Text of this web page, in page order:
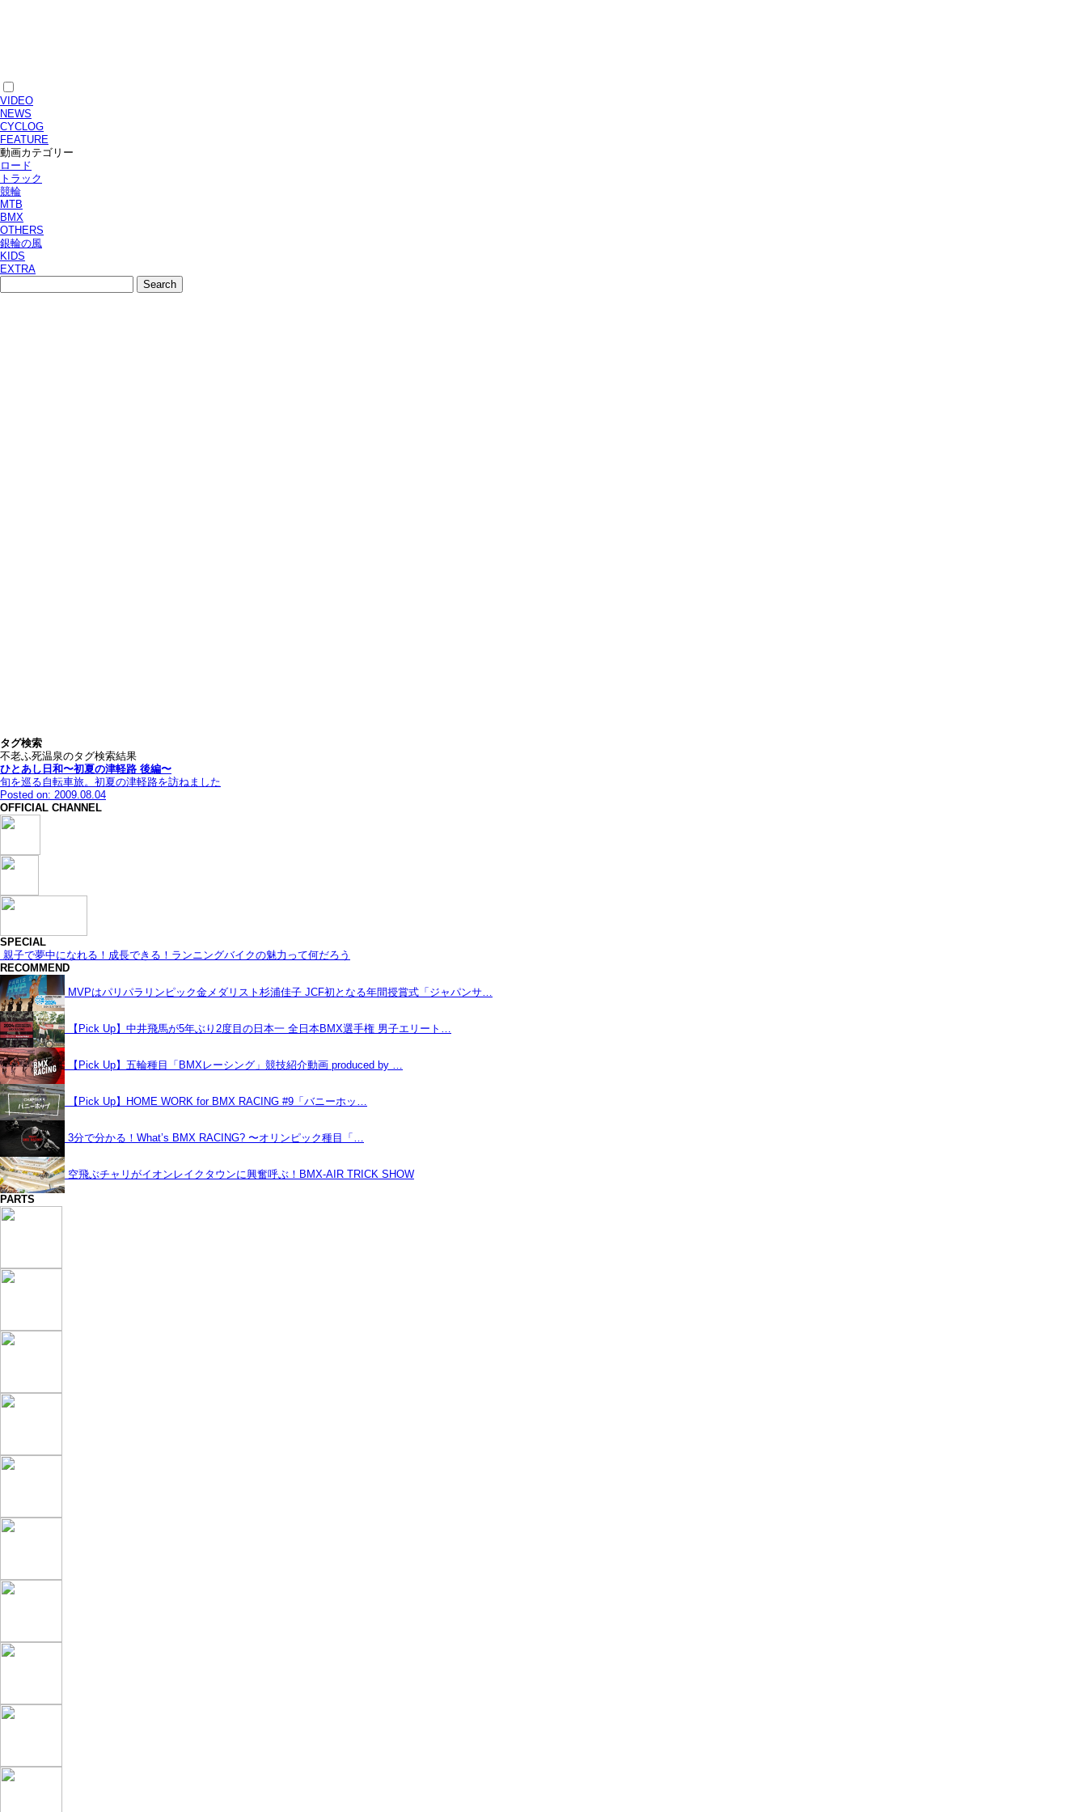
VIDEO
NEWS
CYCLOG
FEATURE
動画カテゴリー
ロード
トラック
競輪
MTB
BMX
OTHERS
銀輪の風
KIDS
EXTRA
タグ検索
不老ふ死温泉のタグ検索結果
ひとあし日和〜初夏の津軽路 後編〜
旬を巡る自転車旅。初夏の津軽路を訪ねました
Posted on: 2009.08.04
OFFICIAL CHANNEL
SPECIAL
親子で夢中になれる！成長できる！ランニングバイクの魅力って何だろう
RECOMMEND
MVPはパリパラリンピック金メダリスト杉浦佳子 JCF初となる年間授賞式「ジャパンサ…
【Pick Up】中井飛馬が5年ぶり2度目の日本一 全日本BMX選手権 男子エリート…
【Pick Up】五輪種目「BMXレーシング」競技紹介動画 produced by …
【Pick Up】HOME WORK for BMX RACING #9「バニーホッ…
3分で分かる！What’s BMX RACING? 〜オリンピック種目「…
空飛ぶチャリがイオンレイクタウンに興奮呼ぶ！BMX-AIR TRICK SHOW
PARTS